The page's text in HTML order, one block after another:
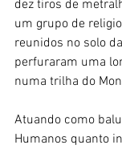
dez tiros de
um grupo de
reunidos no solo
perfuraram uma
numa trilha do
Atuando como
Humanos quanto